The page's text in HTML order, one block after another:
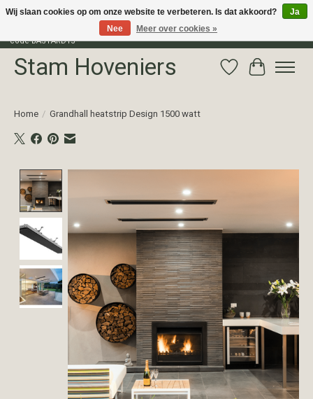
Profiteer van 15% korting op het gehele assortiment van The Bastard met
code BASTARD15
Stam Hoveniers Verlanglijst
Home / Grandhall heatstrip Design 1500 watt
Wij slaan cookies op om onze website te verbeteren. Is dat akkoord?
Ja
Nee
Meer over cookies »